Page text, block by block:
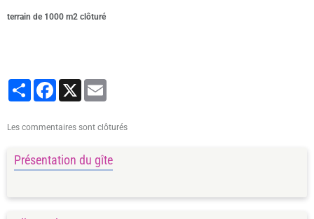
terrain de 1000 m2 clôturé
PartagerFacebook
Les commentaires sont clôturés
Présentation du gîte